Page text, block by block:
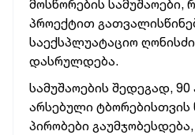
მოსწორების სამუშაოები,
პროექტით
საექსპლუატაციო
დასრულდება.
სამუშაოების შედეგად,
არსებული ტბორებისთვის
პირობები